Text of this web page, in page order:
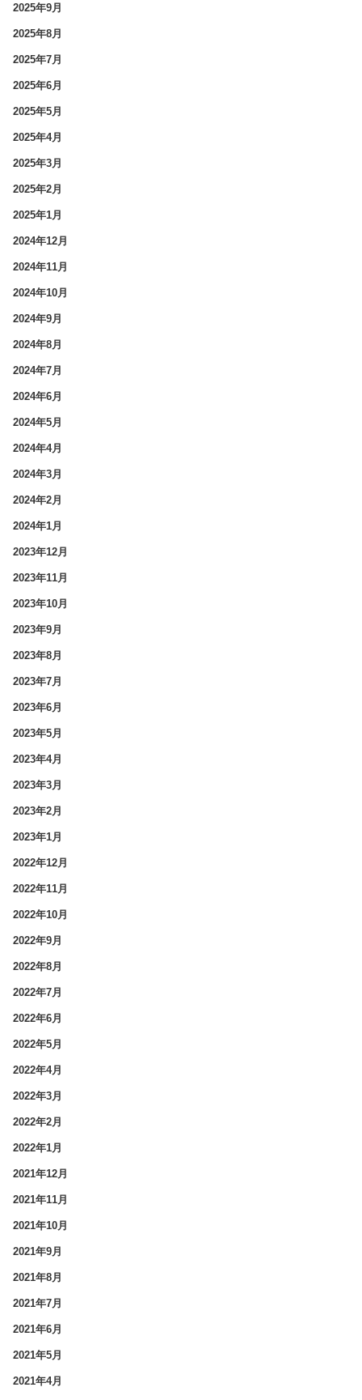
2025年9月
2025年8月
2025年7月
2025年6月
2025年5月
2025年4月
2025年3月
2025年2月
2025年1月
2024年12月
2024年11月
2024年10月
2024年9月
2024年8月
2024年7月
2024年6月
2024年5月
2024年4月
2024年3月
2024年2月
2024年1月
2023年12月
2023年11月
2023年10月
2023年9月
2023年8月
2023年7月
2023年6月
2023年5月
2023年4月
2023年3月
2023年2月
2023年1月
2022年12月
2022年11月
2022年10月
2022年9月
2022年8月
2022年7月
2022年6月
2022年5月
2022年4月
2022年3月
2022年2月
2022年1月
2021年12月
2021年11月
2021年10月
2021年9月
2021年8月
2021年7月
2021年6月
2021年5月
2021年4月